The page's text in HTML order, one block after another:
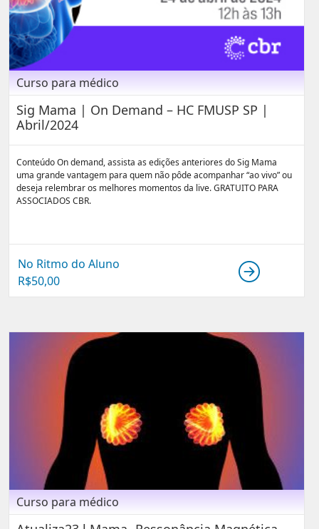
Curso para médico
Sig Mama | On Demand – HC FMUSP SP |
Abril/2024
Conteúdo On demand, assista as edições anteriores do Sig Mama
uma grande vantagem para quem não pôde acompanhar “ao vivo” ou
deseja relembrar os melhores momentos da live. GRATUITO PARA
ASSOCIADOS CBR.
No Ritmo do Aluno
R$50,00
Curso para médico